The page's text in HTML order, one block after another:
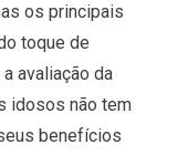
os principais
toque de
avaliação da
idosos não tem
benefícios